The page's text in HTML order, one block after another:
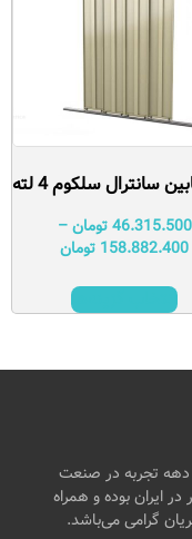
سانترال سلکوم 4 لته
46.315.500 تومان –
158.882.400 تومان
انتخاب گزینه‌ها
دهه تجربه در صنعت
ایران بوده و همراه
گرامی می‌باشد.